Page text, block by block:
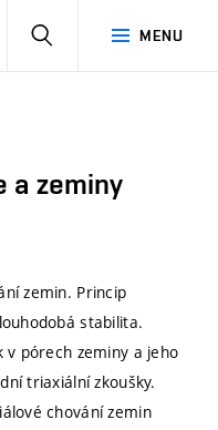
MENU
a zeminy
zemin. Princip
stabilita.
v pórech zeminy a jeho
triaxiální zkoušky.
chování zemin